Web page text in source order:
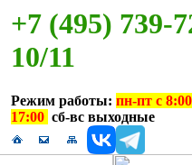
+7 (495) 739-
10/11
Режим работы: пн-пт с
17:00 сб-вс выходные